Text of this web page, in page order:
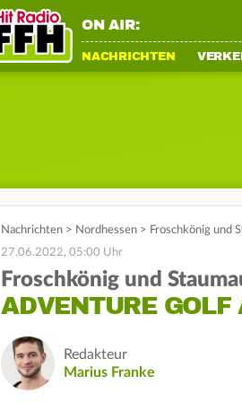
ON AIR:
NACHRICHTEN
Nachrichten > Nordhessen > Froschkönig und
27.06.2022, 05:00 Uhr
Froschkönig und
ADVENTURE GOLF
Redakteur
Marius Franke